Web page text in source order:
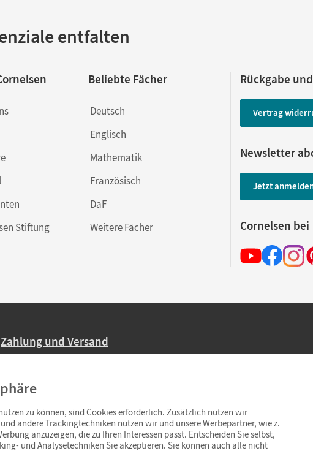
entfalten
Stiftung
Beliebte Fächer
Deutsch
Englisch
Mathematik
Französisch
DaF
Weitere Fächer
Rückgabe
Vertrag
Newsletter
Jetzt
Cornelsen bei
Zahlung und Versand
Ab 59,– EUR Bestellwert liefern wir versandkostenfrei innerhalb
(Lieferung in 3–6 Tagen).
zu können, sind Cookies erforderlich. Zusätzlich nutzen wir
andere Trackingtechniken nutzen wir und unsere Werbepartner, wie z.
anzuzeigen, die zu Ihren Interessen passt. Entscheiden Sie selbst,
und Analysetechniken Sie akzeptieren. Sie können auch alle nicht